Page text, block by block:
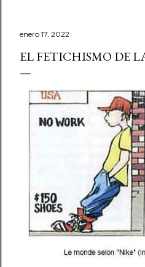
enero 17, 2022
EL FETICHISMO DE